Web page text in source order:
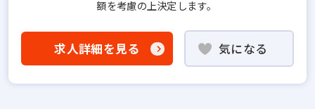
額を考慮の上決定します。
求人詳細を見る 気になる